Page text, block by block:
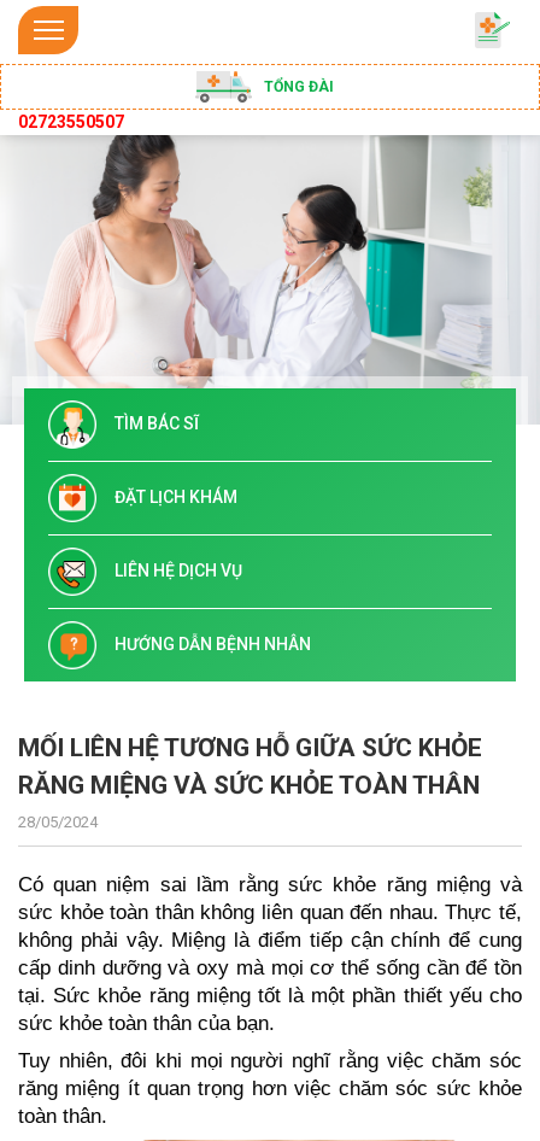
TỔNG ĐÀI
02723550507
TÌM BÁC SĨ
ĐẶT LỊCH KHÁM
LIÊN HỆ DỊCH VỤ
HƯỚNG DẪN BỆNH NHÂN
MỐI LIÊN HỆ TƯƠNG HỖ GIỮA SỨC KHỎE
RĂNG MIỆNG VÀ SỨC KHỎE TOÀN THÂN
28/05/2024
Có quan niệm sai lầm rằng sức khỏe răng miệng và
sức khỏe toàn thân không liên quan đến nhau. Thực tế,
không phải vậy. Miệng là điểm tiếp cận chính để cung
cấp dinh dưỡng và oxy mà mọi cơ thể sống cần để tồn
tại. Sức khỏe răng miệng tốt là một phần thiết yếu cho
sức khỏe toàn thân của bạn.
Tuy nhiên, đôi khi mọi người nghĩ rằng việc chăm sóc
răng miệng ít quan trọng hơn việc chăm sóc sức khỏe
toàn thân.